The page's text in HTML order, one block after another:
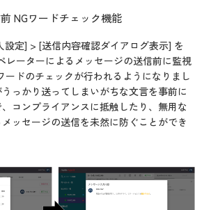
NGワードチェック機能
設定] > [送信内容確認ダイアログ表示] を
レーターによるメッセージの送信前に監視
ードのチェックが行われるようになりまし
っかり送ってしまいがちな文言を事前に
コンプライアンスに抵触したり、無用な
ッセージの送信を未然に防ぐことができ